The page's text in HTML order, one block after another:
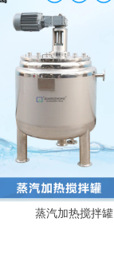
蒸汽加热搅拌罐